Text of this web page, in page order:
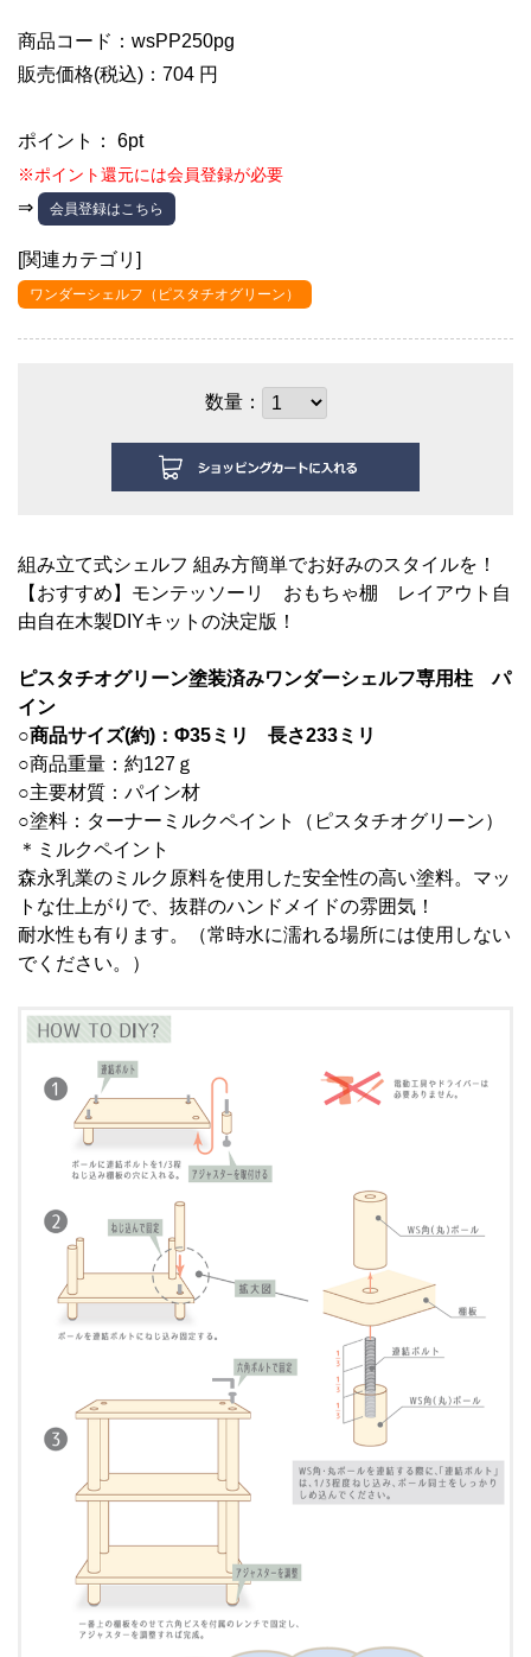
商品コード：wsPP250pg
販売価格(税込)：704 円
ポイント： 6pt
※ポイント還元には会員登録が必要
⇒ 会員登録はこちら
[関連カテゴリ]
ワンダーシェルフ（ピスタチオグリーン）
数量：
組み立て式シェルフ 組み方簡単でお好みのスタイルを！
【おすすめ】モンテッソーリ おもちゃ棚 レイアウト自
由自在木製DIYキットの決定版！
ピスタチオグリーン塗装済みワンダーシェルフ専用柱 パ
イン
○商品サイズ(約)： Φ35ミリ 長さ233ミリ
○商品重量：約127ｇ
○主要材質：パイン材
○塗料：ターナーミルクペイント（ピスタチオグリーン）
＊ミルクペイント
森永乳業のミルク原料を使用した安全性の高い塗料。マッ
トな仕上がりで、抜群のハンドメイドの雰囲気！
耐水性も有ります。（常時水に濡れる場所には使用しない
でください。）